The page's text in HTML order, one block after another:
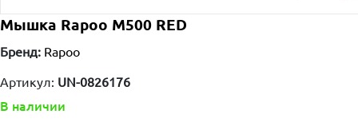
Мышка Rapoo M500 RED
Бренд: Rapoo
Артикул: UN-0826176
В наличии